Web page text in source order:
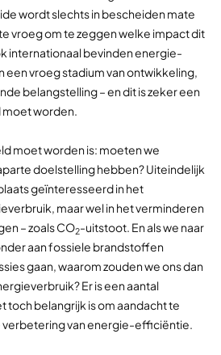
wordt slechts in bescheiden mate
vroeg om te zeggen welke impact dit
internationaal bevinden energie-
een vroeg stadium van ontwikkeling,
belangstelling – en dit is zeker een
worden.
moet worden is: moeten we
doelstelling hebben? Uiteindelijk
geïnteresseerd in het
maar wel in het verminderen
– zoals CO2-uitstoot. En als we naar
aan fossiele brandstoffen
gaan, waarom zouden we ons dan
Er is een aantal
toch belangrijk is om aandacht te
verbetering van energie-efficiëntie.